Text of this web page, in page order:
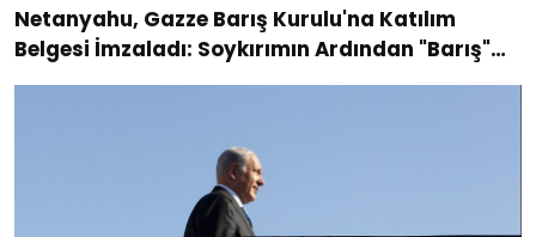
Netanyahu, Gazze Barış Kurulu'na Katılım
Belgesi İmzaladı: Soykırımın Ardından "Barış"
Diplomasisi